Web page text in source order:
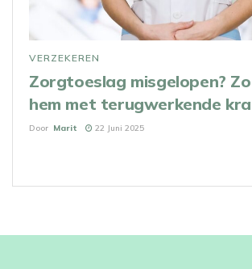
VERZEKEREN
Zorgtoeslag misgelopen?
hem met terugwerkende
Door Marit 22 Juni 2025